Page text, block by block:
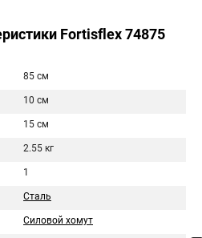
Fortisflex 74875
85 см
10 см
15 см
2.55 кг
1
Сталь
Силовой хомут